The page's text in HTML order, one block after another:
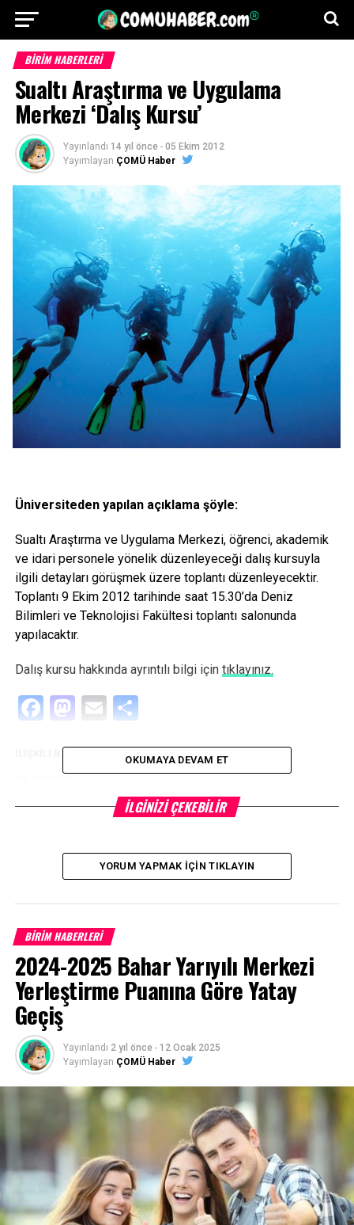
BİRİM HABERLERİ
Sualtı Araştırma ve Uygulama
Merkezi ‘Dalış Kursu’
Yayınlandı 14 yıl önce - 05 Ekim 2012
Yayımlayan ÇOMÜ Haber
Üniversiteden yapılan açıklama şöyle:
Sualtı Araştırma ve Uygulama Merkezi, öğrenci, akademik
ve idari personele yönelik düzenleyeceği dalış kursuyla
ilgili detayları görüşmek üzere toplantı düzenleyecektir.
Toplantı 9 Ekim 2012 tarihinde saat 15.30’da Deniz
Bilimleri ve Teknolojisi Fakültesi toplantı salonunda
yapılacaktır.
Dalış kursu hakkında ayrıntılı bilgi için tıklayınız.
Facebook
Mastodon
EmailShare
KAM’dan Kadın ve Kültür Temalı Etkinlik
OKUMAYA DEVAM ET
İLGINIZI ÇEKEBILIR
YORUM YAPMAK İÇIN TIKLAYIN
BİRİM HABERLERİ
2024-2025 Bahar Yarıyılı Merkezi
Yerleştirme Puanına Göre Yatay
Geçiş
Yayınlandı 2 yıl önce - 12 Ocak 2025
Yayımlayan ÇOMÜ Haber